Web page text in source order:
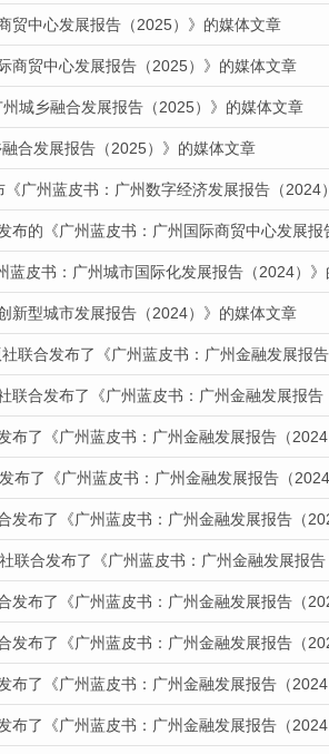
贸中心发展报告（2025）》的媒体文章
商贸中心发展报告（2025）》的媒体文章
城乡融合发展报告（2025）》的媒体文章
合发展报告（2025）》的媒体文章
广州蓝皮书：广州数字经济发展报告（2024
的《广州蓝皮书：广州国际商贸中心发展
皮书：广州城市国际化发展报告（2024）
新型城市发展报告（2024）》的媒体文章
联合发布了《广州蓝皮书：广州金融发展报
合发布了《广州蓝皮书：广州金融发展报
了《广州蓝皮书：广州金融发展报告（
布了《广州蓝皮书：广州金融发展报告（
布了《广州蓝皮书：广州金融发展报告（
联合发布了《广州蓝皮书：广州金融发展报
布了《广州蓝皮书：广州金融发展报告（
布了《广州蓝皮书：广州金融发展报告（
了《广州蓝皮书：广州金融发展报告（
了《广州蓝皮书：广州金融发展报告（